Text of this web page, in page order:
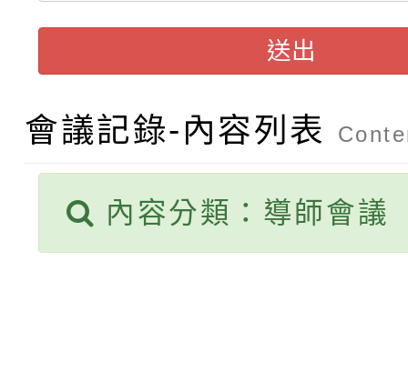
結果(第2招)
9月16日本府B2大禮堂
1次會員大會暨第7屆會
函轉運動部全民運動署
推動社區運動俱樂部營
計畫」1 份，請踴躍報
權責核予出席人員公(
桃園區第七屆教育盃羽
【甄選結果(第9招)】
學年度第1學期第7次代
結果(第9招)
【甄選結果(第1招)】
學年度第1學期第9次代
【甄選結果(第3招)】
送出
會議記錄-內容列表
內容分類：導師會議